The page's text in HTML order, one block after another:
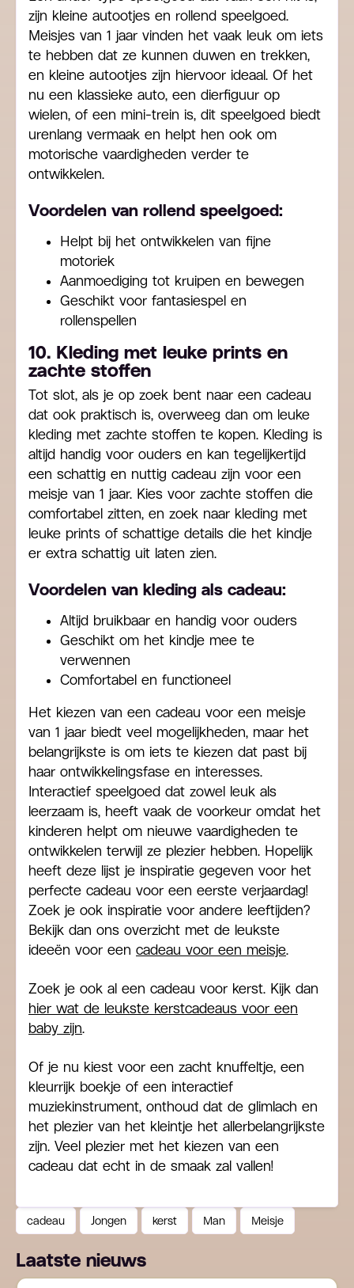
zijn kleine autootjes en rollend speelgoed.
Meisjes van 1 jaar vinden het vaak leuk om iets
te hebben dat ze kunnen duwen en trekken,
en kleine autootjes zijn hiervoor ideaal. Of het
nu een klassieke auto, een dierfiguur op
wielen, of een mini-trein is, dit speelgoed biedt
urenlang vermaak en helpt hen ook om
motorische vaardigheden verder te
ontwikkelen.
Voordelen van rollend speelgoed:
Helpt bij het ontwikkelen van fijne
motoriek
Aanmoediging tot kruipen en bewegen
Geschikt voor fantasiespel en
rollenspellen
10. Kleding met leuke prints en
zachte stoffen
Tot slot, als je op zoek bent naar een cadeau
dat ook praktisch is, overweeg dan om leuke
kleding met zachte stoffen te kopen. Kleding is
altijd handig voor ouders en kan tegelijkertijd
een schattig en nuttig cadeau zijn voor een
meisje van 1 jaar. Kies voor zachte stoffen die
comfortabel zitten, en zoek naar kleding met
leuke prints of schattige details die het kindje
er extra schattig uit laten zien.
Voordelen van kleding als cadeau:
Altijd bruikbaar en handig voor ouders
Geschikt om het kindje mee te
verwennen
Comfortabel en functioneel
Het kiezen van een cadeau voor een meisje
van 1 jaar biedt veel mogelijkheden, maar het
belangrijkste is om iets te kiezen dat past bij
haar ontwikkelingsfase en interesses.
Interactief speelgoed dat zowel leuk als
leerzaam is, heeft vaak de voorkeur omdat het
kinderen helpt om nieuwe vaardigheden te
ontwikkelen terwijl ze plezier hebben. Hopelijk
heeft deze lijst je inspiratie gegeven voor het
perfecte cadeau voor een eerste verjaardag!
Zoek je ook inspiratie voor andere leeftijden?
Bekijk dan ons overzicht met de leukste
ideeën voor een cadeau voor een meisje.
Zoek je ook al een cadeau voor kerst. Kijk dan
hier wat de leukste kerstcadeaus voor een
baby zijn.
Of je nu kiest voor een zacht knuffeltje, een
kleurrijk boekje of een interactief
muziekinstrument, onthoud dat de glimlach en
het plezier van het kleintje het allerbelangrijkste
zijn. Veel plezier met het kiezen van een
cadeau dat echt in de smaak zal vallen!
cadeau Jongen kerst Man Meisje
Laatste nieuws